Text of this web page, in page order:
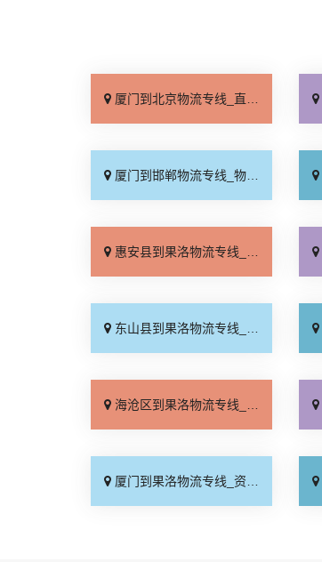
厦门到北京物流专线_直达不中转「送货到门」
厦门到邯郸物流专线_物流拼车「全境配送」
惠安县到果洛物流专线_全境到达「怎么收费」
东山县到果洛物流专线_合理收费「运费多少」
海沧区到果洛物流专线_运费多少「急你所需」
厦门到果洛物流专线_资质齐全「怎么收费」